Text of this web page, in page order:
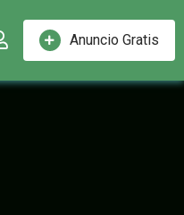
Anuncio Gratis